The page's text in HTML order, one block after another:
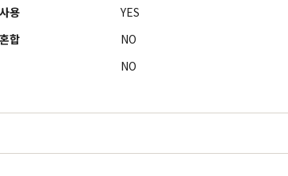
용
YES
합
NO
NO